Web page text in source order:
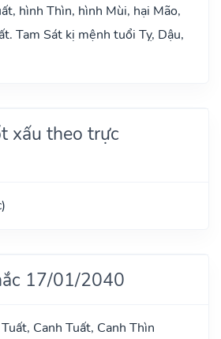
hình Thìn, hình Mùi, hại Mão,
Tam Sát kị mệnh tuổi Tỵ, Dậu,
xấu theo trực
17/01/2040
Canh Tuất, Canh Thìn